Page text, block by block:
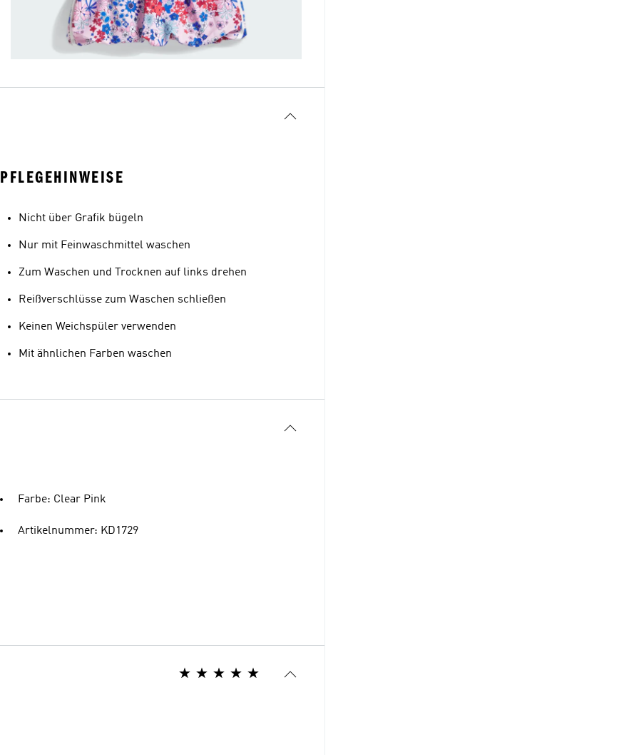
PFLEGEHINWEISE
Nicht über Grafik bügeln
Nur mit Feinwaschmittel waschen
Zum Waschen und Trocknen auf links drehen
Reißverschlüsse zum Waschen schließen
Keinen Weichspüler verwenden
Mit ähnlichen Farben waschen
Farbe: Clear Pink
Artikelnummer: KD1729